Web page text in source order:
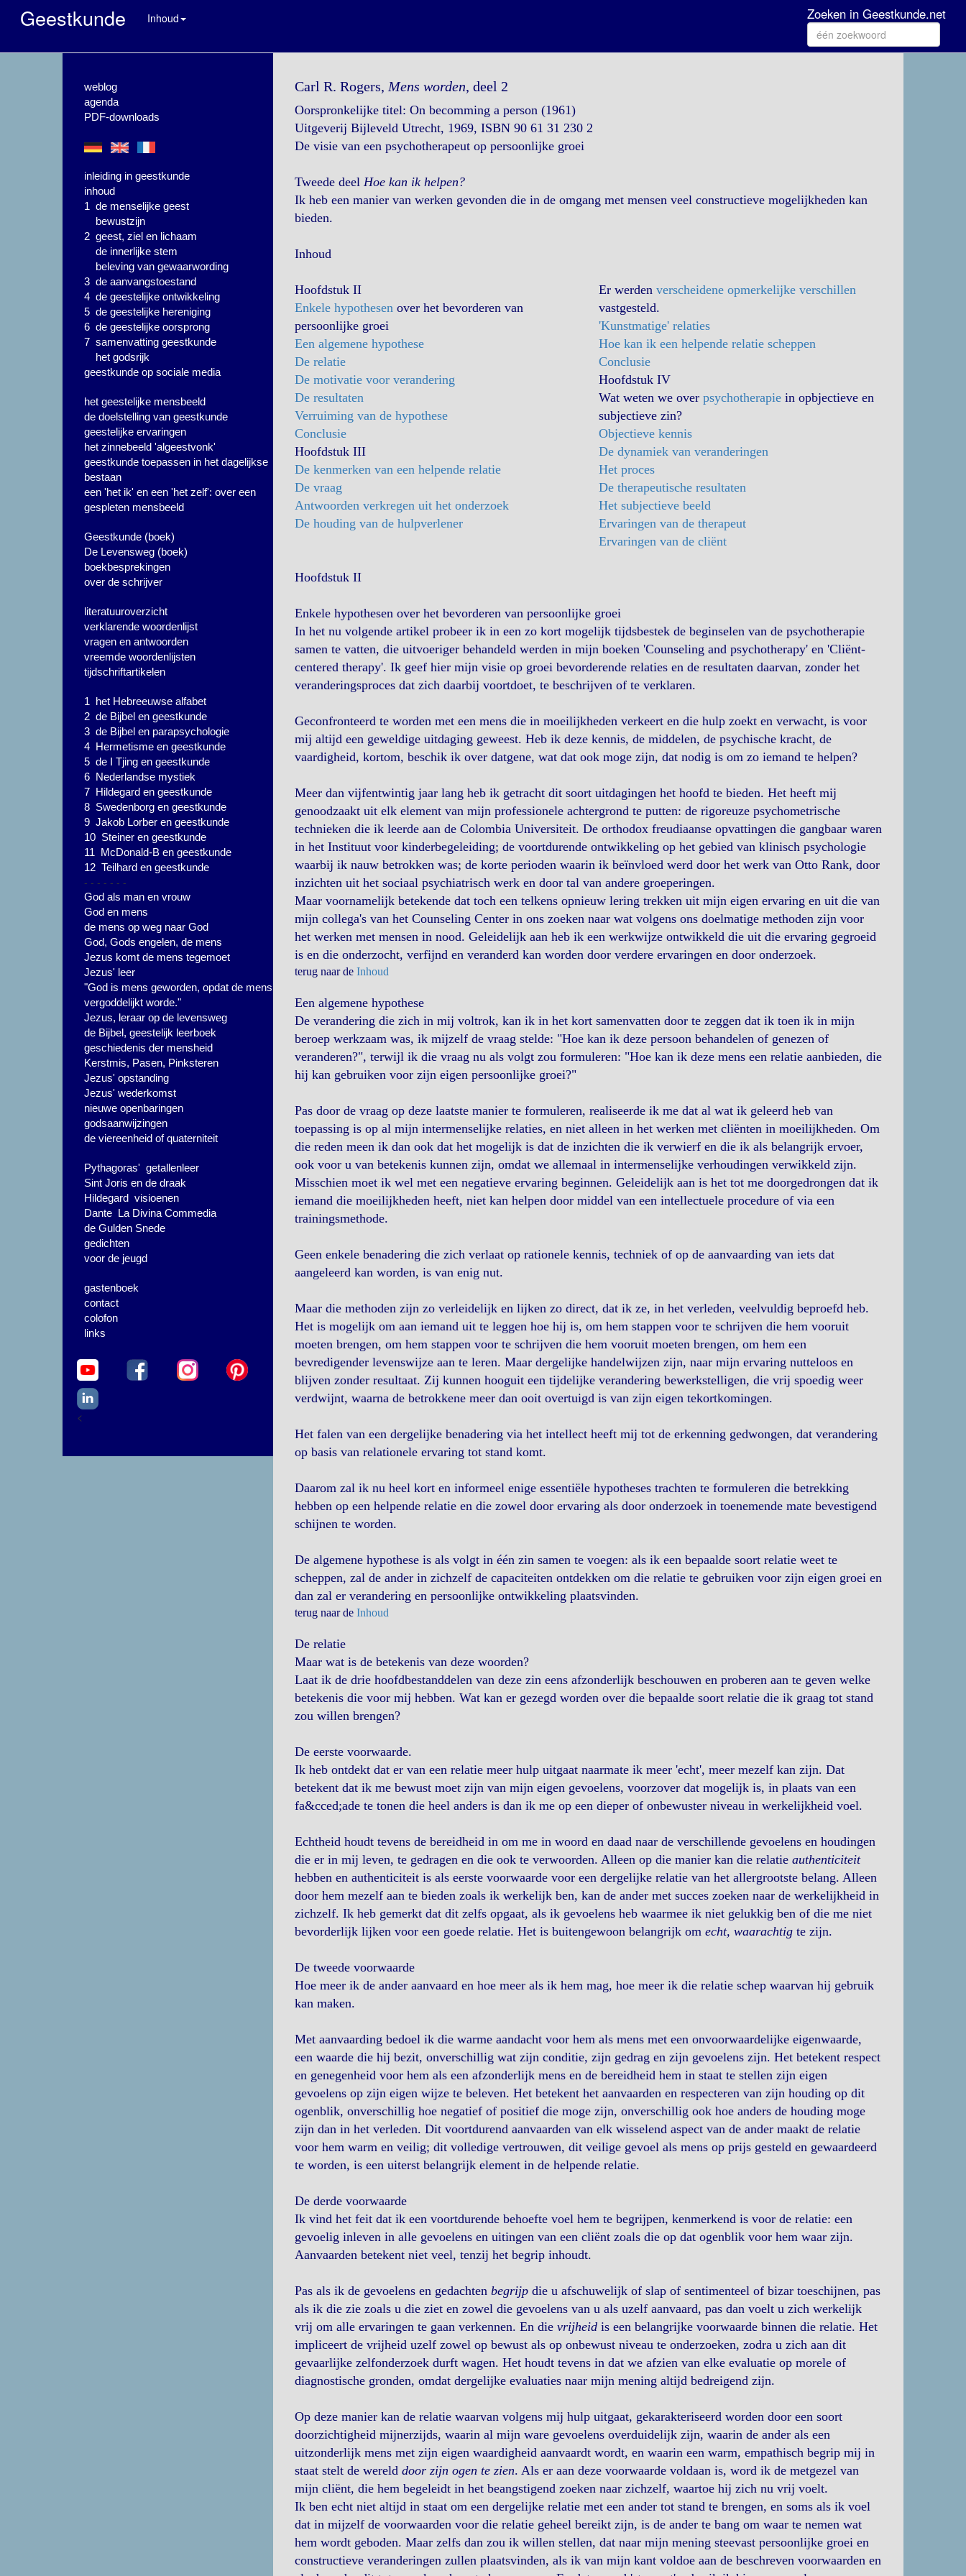
Geestkunde Inhoud Zoeken in Geestkunde.net
weblog
agenda
PDF-downloads
inleiding in geestkunde
inhoud
1 de menselijke geest
bewustzijn
2 geest, ziel en lichaam
de innerlijke stem
beleving van gewaarwording
3 de aanvangstoestand
4 de geestelijke ontwikkeling
5 de geestelijke hereniging
6 de geestelijke oorsprong
7 samenvatting geestkunde
het godsrijk
geestkunde op sociale media
het geestelijke mensbeeld
de doelstelling van geestkunde
geestelijke ervaringen
het zinnebeeld 'algeestvonk'
geestkunde toepassen in het dagelijkse
bestaan
een 'het ik' en een 'het zelf': over een
gespleten mensbeeld
Geestkunde (boek)
De Levensweg (boek)
boekbesprekingen
over de schrijver
literatuuroverzicht
verklarende woordenlijst
vragen en antwoorden
vreemde woordenlijsten
tijdschriftartikelen
1 het Hebreeuwse alfabet
2 de Bijbel en geestkunde
3 de Bijbel en parapsychologie
4 Hermetisme en geestkunde
5 de I Tjing en geestkunde
6 Nederlandse mystiek
7 Hildegard en geestkunde
8 Swedenborg en geestkunde
9 Jakob Lorber en geestkunde
10 Steiner en geestkunde
11 McDonald-B en geestkunde
12 Teilhard en geestkunde
- - - - - - -
God als man en vrouw
God en mens
de mens op weg naar God
God, Gods engelen, de mens
Jezus komt de mens tegemoet
Jezus' leer
"God is mens geworden, opdat de mens
vergoddelijkt worde."
Jezus, leraar op de levensweg
de Bijbel, geestelijk leerboek
geschiedenis der mensheid
Kerstmis, Pasen, Pinksteren
Jezus' opstanding
Jezus' wederkomst
nieuwe openbaringen
godsaanwijzingen
de viereenheid of quaterniteit
Pythagoras' getallenleer
Sint Joris en de draak
Hildegard visioenen
Dante La Divina Commedia
de Gulden Snede
gedichten
voor de jeugd
gastenboek
contact
colofon
links
<
Carl R. Rogers, Mens worden, deel 2
Oorspronkelijke titel: On becomming a person (1961)
Uitgeverij Bijleveld Utrecht, 1969, ISBN 90 61 31 230 2
De visie van een psychotherapeut op persoonlijke groei
Tweede deel Hoe kan ik helpen?
Ik heb een manier van werken gevonden die in de omgang met mensen veel constructieve mogelijkheden kan
bieden.
Inhoud
Hoofdstuk II
Enkele hypothesenover het bevorderen van
persoonlijke groei
Een algemene hypothese
De relatie
De motivatie voor verandering
De resultaten
Verruiming van de hypothese
Conclusie
Hoofdstuk III
De kenmerken van een helpende relatie
De vraag
Antwoorden verkregen uit het onderzoek
De houding van de hulpverlener
Er werdenverscheidene opmerkelijke verschillen
vastgesteld.
'Kunstmatige' relaties
Hoe kan ik een helpende relatie scheppen
Conclusie
Hoofdstuk IV
Wat weten we overpsychotherapie in opbjectieve en
subjectieve zin?
Objectieve kennis
De dynamiek van veranderingen
Het proces
De therapeutische resultaten
Het subjectieve beeld
Ervaringen van de therapeut
Ervaringen van de cliënt
Hoofdstuk II
Enkele hypothesen over het bevorderen van persoonlijke groei
In het nu volgende artikel probeer ik in een zo kort mogelijk tijdsbestek de beginselen van de psychotherapie
samen te vatten, die uitvoeriger behandeld werden in mijn boeken 'Counseling and psychotherapy' en 'Cliënt-
centered therapy'. Ik geef hier mijn visie op groei bevorderende relaties en de resultaten daarvan, zonder het
veranderingsproces dat zich daarbij voortdoet, te beschrijven of te verklaren.
Geconfronteerd te worden met een mens die in moeilijkheden verkeert en die hulp zoekt en verwacht, is voor
mij altijd een geweldige uitdaging geweest. Heb ik deze kennis, de middelen, de psychische kracht, de
vaardigheid, kortom, beschik ik over datgene, wat dat ook moge zijn, dat nodig is om zo iemand te helpen?
Meer dan vijfentwintig jaar lang heb ik getracht dit soort uitdagingen het hoofd te bieden. Het heeft mij
genoodzaakt uit elk element van mijn professionele achtergrond te putten: de rigoreuze psychometrische
technieken die ik leerde aan de Colombia Universiteit. De orthodox freudiaanse opvattingen die gangbaar waren
in het Instituut voor kinderbegeleiding; de voortdurende ontwikkeling op het gebied van klinisch psychologie
waarbij ik nauw betrokken was; de korte perioden waarin ik beïnvloed werd door het werk van Otto Rank, door
inzichten uit het sociaal psychiatrisch werk en door tal van andere groeperingen.
Maar voornamelijk betekende dat toch een telkens opnieuw lering trekken uit mijn eigen ervaring en uit die van
mijn collega's van het Counseling Center in ons zoeken naar wat volgens ons doelmatige methoden zijn voor
het werken met mensen in nood. Geleidelijk aan heb ik een werkwijze ontwikkeld die uit die ervaring gegroeid
is en die onderzocht, verfijnd en veranderd kan worden door verdere ervaringen en door onderzoek.
terug naar de Inhoud
Een algemene hypothese
De verandering die zich in mij voltrok, kan ik in het kort samenvatten door te zeggen dat ik toen ik in mijn
beroep werkzaam was, ik mijzelf de vraag stelde: "Hoe kan ik deze persoon behandelen of genezen of
veranderen?", terwijl ik die vraag nu als volgt zou formuleren: "Hoe kan ik deze mens een relatie aanbieden, die
hij kan gebruiken voor zijn eigen persoonlijke groei?"
Pas door de vraag op deze laatste manier te formuleren, realiseerde ik me dat al wat ik geleerd heb van
toepassing is op al mijn intermenselijke relaties, en niet alleen in het werken met cliënten in moeilijkheden. Om
die reden meen ik dan ook dat het mogelijk is dat de inzichten die ik verwierf en die ik als belangrijk ervoer,
ook voor u van betekenis kunnen zijn, omdat we allemaal in intermenselijke verhoudingen verwikkeld zijn.
Misschien moet ik wel met een negatieve ervaring beginnen. Geleidelijk aan is het tot me doorgedrongen dat ik
iemand die moeilijkheden heeft, niet kan helpen door middel van een intellectuele procedure of via een
trainingsmethode.
Geen enkele benadering die zich verlaat op rationele kennis, techniek of op de aanvaarding van iets dat
aangeleerd kan worden, is van enig nut.
Maar die methoden zijn zo verleidelijk en lijken zo direct, dat ik ze, in het verleden, veelvuldig beproefd heb.
Het is mogelijk om aan iemand uit te leggen hoe hij is, om hem stappen voor te schrijven die hem vooruit
moeten brengen, om hem stappen voor te schrijven die hem vooruit moeten brengen, om hem een
bevredigender levenswijze aan te leren. Maar dergelijke handelwijzen zijn, naar mijn ervaring nutteloos en
blijven zonder resultaat. Zij kunnen hooguit een tijdelijke verandering bewerkstelligen, die vrij spoedig weer
verdwijnt, waarna de betrokkene meer dan ooit overtuigd is van zijn eigen tekortkomingen.
Het falen van een dergelijke benadering via het intellect heeft mij tot de erkenning gedwongen, dat verandering
op basis van relationele ervaring tot stand komt.
Daarom zal ik nu heel kort en informeel enige essentiële hypotheses trachten te formuleren die betrekking
hebben op een helpende relatie en die zowel door ervaring als door onderzoek in toenemende mate bevestigend
schijnen te worden.
De algemene hypothese is als volgt in één zin samen te voegen: als ik een bepaalde soort relatie weet te
scheppen, zal de ander in zichzelf de capaciteiten ontdekken om die relatie te gebruiken voor zijn eigen groei en
dan zal er verandering en persoonlijke ontwikkeling plaatsvinden.
terug naar de Inhoud
De relatie
Maar wat is de betekenis van deze woorden?
Laat ik de drie hoofdbestanddelen van deze zin eens afzonderlijk beschouwen en proberen aan te geven welke
betekenis die voor mij hebben. Wat kan er gezegd worden over die bepaalde soort relatie die ik graag tot stand
zou willen brengen?
De eerste voorwaarde.
Ik heb ontdekt dat er van een relatie meer hulp uitgaat naarmate ik meer 'echt', meer mezelf kan zijn. Dat
betekent dat ik me bewust moet zijn van mijn eigen gevoelens, voorzover dat mogelijk is, in plaats van een
fa&cced;ade te tonen die heel anders is dan ik me op een dieper of onbewuster niveau in werkelijkheid voel.
Echtheid houdt tevens de bereidheid in om me in woord en daad naar de verschillende gevoelens en houdingen
die er in mij leven, te gedragen en die ook te verwoorden. Alleen op die manier kan die relatie authenticiteit
hebben en authenticiteit is als eerste voorwaarde voor een dergelijke relatie van het allergrootste belang. Alleen
door hem mezelf aan te bieden zoals ik werkelijk ben, kan de ander met succes zoeken naar de werkelijkheid in
zichzelf. Ik heb gemerkt dat dit zelfs opgaat, als ik gevoelens heb waarmee ik niet gelukkig ben of die me niet
bevorderlijk lijken voor een goede relatie. Het is buitengewoon belangrijk om echt, waarachtigte zijn.
De tweede voorwaarde
Hoe meer ik de ander aanvaard en hoe meer als ik hem mag, hoe meer ik die relatie schep waarvan hij gebruik
kan maken.
Met aanvaarding bedoel ik die warme aandacht voor hem als mens met een onvoorwaardelijke eigenwaarde,
een waarde die hij bezit, onverschillig wat zijn conditie, zijn gedrag en zijn gevoelens zijn. Het betekent respect
en genegenheid voor hem als een afzonderlijk mens en de bereidheid hem in staat te stellen zijn eigen
gevoelens op zijn eigen wijze te beleven. Het betekent het aanvaarden en respecteren van zijn houding op dit
ogenblik, onverschillig hoe negatief of positief die moge zijn, onverschillig ook hoe anders de houding moge
zijn dan in het verleden. Dit voortdurend aanvaarden van elk wisselend aspect van de ander maakt de relatie
voor hem warm en veilig; dit volledige vertrouwen, dit veilige gevoel als mens op prijs gesteld en gewaardeerd
te worden, is een uiterst belangrijk element in de helpende relatie.
De derde voorwaarde
Ik vind het feit dat ik een voortdurende behoefte voel hem te begrijpen, kenmerkend is voor de relatie: een
gevoelig inleven in alle gevoelens en uitingen van een cliënt zoals die op dat ogenblik voor hem waar zijn.
Aanvaarden betekent niet veel, tenzij het begrip inhoudt.
Pas als ik de gevoelens en gedachten begrijpdie u afschuwelijk of slap of sentimenteel of bizar toeschijnen, pas
als ik die zie zoals u die ziet en zowel die gevoelens van u als uzelf aanvaard, pas dan voelt u zich werkelijk
vrij om alle ervaringen te gaan verkennen. En die vrijheidis een belangrijke voorwaarde binnen die relatie. Het
impliceert de vrijheid uzelf zowel op bewust als op onbewust niveau te onderzoeken, zodra u zich aan dit
gevaarlijke zelfonderzoek durft wagen. Het houdt tevens in dat we afzien van elke evaluatie op morele of
diagnostische gronden, omdat dergelijke evaluaties naar mijn mening altijd bedreigend zijn.
Op deze manier kan de relatie waarvan volgens mij hulp uitgaat, gekarakteriseerd worden door een soort
doorzichtigheid mijnerzijds, waarin al mijn ware gevoelens overduidelijk zijn, waarin de ander als een
uitzonderlijk mens met zijn eigen waardigheid aanvaardt wordt, en waarin een warm, empathisch begrip mij in
staat stelt de wereld door zijn ogen te zien. Als er aan deze voorwaarde voldaan is, word ik de metgezel van
mijn cliënt, die hem begeleidt in het beangstigend zoeken naar zichzelf, waartoe hij zich nu vrij voelt.
Ik ben echt niet altijd in staat om een dergelijke relatie met een ander tot stand te brengen, en soms als ik voel
dat in mijzelf de voorwaarden voor die relatie geheel bereikt zijn, is de ander te bang om waar te nemen wat
hem wordt geboden. Maar zelfs dan zou ik willen stellen, dat naar mijn mening steevast persoonlijke groei en
constructieve veranderingen zullen plaatsvinden, als ik van mijn kant voldoe aan de beschreven voorwaarden en